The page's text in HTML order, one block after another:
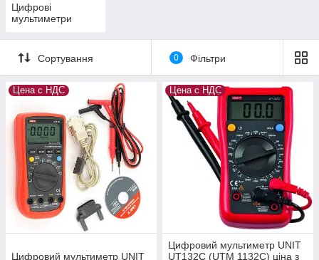
Цифрові
мультиметри
Сортування 0 Фільтри
Цена с НДС
Цифровий мультиметр UNIT
Цена с НДС
Цифровий мультиметр UNIT
UT132C (UTM 1132C) ціна з